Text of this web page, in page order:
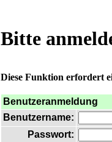
Bitte
Diese Funktion erfordert
Benutzeranmeldung
Benutzername:
Passwort: